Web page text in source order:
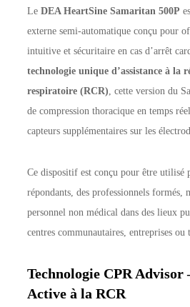
LeDEA HeartSine Samaritan 500P
externe semi-automatique conçu pour
intuitive et sécuritaire en cas d’arrêt
technologie unique d’assistance à la
respiratoire (RCR) , cette version du
de compression thoracique en temps
capteurs supplémentaires sur les
Ce dispositif est conçu pour être utilisé
répondants, des professionnels formés,
personnel non médical dans des lieux
centres communautaires, entreprises ou
Technologie CPR Advisor
Active à la RCR